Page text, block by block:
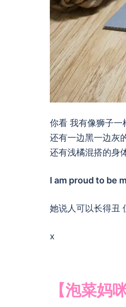
你看 我有像狮子一
还有一边黑一边灰
还有浅橘混搭的身
I am proud to be
她说人可以长得丑
【泡菜妈